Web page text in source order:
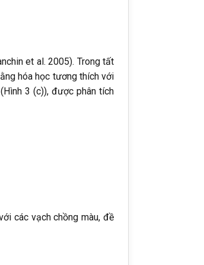
et al. 2005). Trong tất
hóa học tương thích với
3 (c)), được phân tích
các vạch chồng màu, đề